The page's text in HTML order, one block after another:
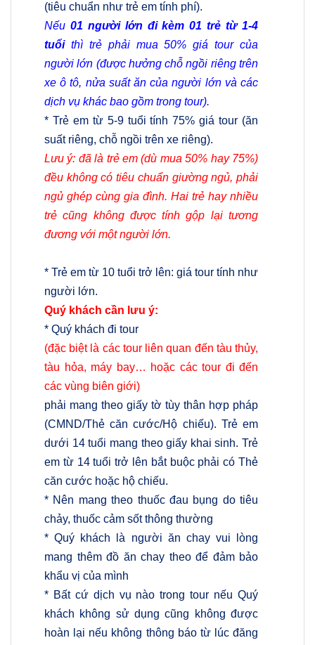
(tiêu chuẩn như trẻ em tính phí).
Nếu 01 người lớn đi kèm 01 trẻ từ 1-4
tuổithì trẻ phải mua 50% giá tour của
người lớn (được hưởng chỗ ngồi riêng trên
xe ô tô, nửa suất ăn của người lớn và các
dịch vụ khác bao gồm trong tour).
* Trẻ em từ 5-9 tuổi tính 75% giá tour (ăn
suất riêng, chỗ ngồi trên xe riêng).
Lưu ý: đã là trẻ em (dù mua 50% hay 75%)
đều không có tiêu chuẩn giường ngủ, phải
ngủ ghép cùng gia đình. Hai trẻ hay nhiều
trẻ cũng không được tính gộp lại tương
đương với một người lớn.
* Trẻ em từ 10 tuổi trở lên: giá tour tính như
người lớn.
Quý khách cần lưu ý:
* Quý khách đi tour
(đặc biệt là các tour liên quan đến tàu thủy,
tàu hỏa, máy bay… hoặc các tour đi đến
các vùng biên giới)
phải mang theo giấy tờ tùy thân hợp pháp
(CMND/Thẻ căn cước/Hộ chiếu). Trẻ em
dưới 14 tuổi mang theo giấy khai sinh. Trẻ
em từ 14 tuổi trở lên bắt buộc phải có Thẻ
căn cước hoặc hộ chiếu.
* Nên mang theo thuốc đau bụng do tiêu
chảy, thuốc cảm sốt thông thường
* Quý khách là người ăn chay vui lòng
mang thêm đồ ăn chay theo để đảm bảo
khẩu vị của mình
* Bất cứ dịch vụ nào trong tour nếu Quý
khách không sử dụng cũng không được
hoàn lại nếu không thông báo từ lúc đăng